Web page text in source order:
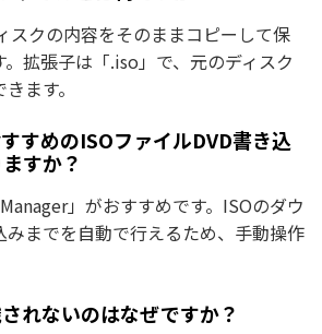
スクの内容をそのままコピーして保
拡張子は「.iso」で、元のディスク
ます。
すめのISOファイルDVD書き込
すか？
」がおすすめです。ISOのダウ
みまでを自動で行えるため、手動操作
れないのはなぜですか？